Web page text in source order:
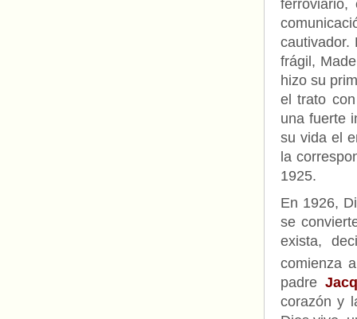
cautivador.
frágil,
hizo su
el trato
una fuerte
su vida el
la
1925.
En 1926,
se
exista,
comienza
padre
corazón y